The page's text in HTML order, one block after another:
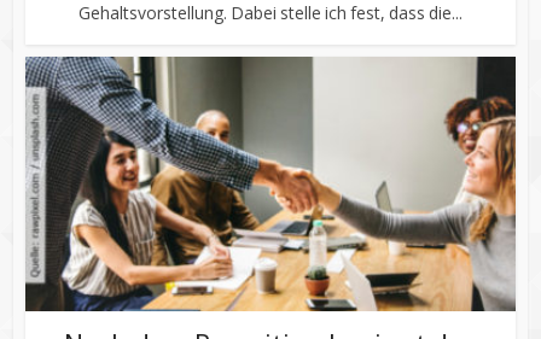
Gehaltsvorstellung. Dabei stelle ich fest, dass die...